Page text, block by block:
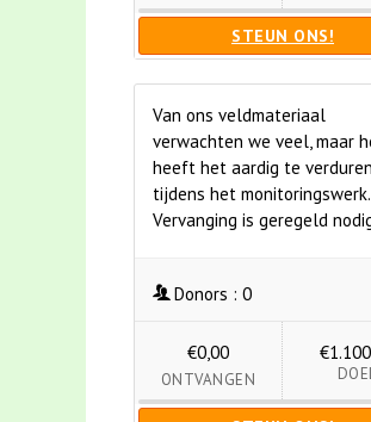
STEUN ONS!
Van ons veldmateriaal
verwachten we veel, maar
heeft het aardig te verduren
tijdens het monitoringswerk.
Vervanging is geregeld
Donors : 0
€0,00
ONTVANGEN